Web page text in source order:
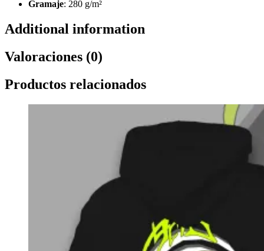
Gramaje: 280 g/m²
Additional information
Valoraciones (0)
Productos relacionados